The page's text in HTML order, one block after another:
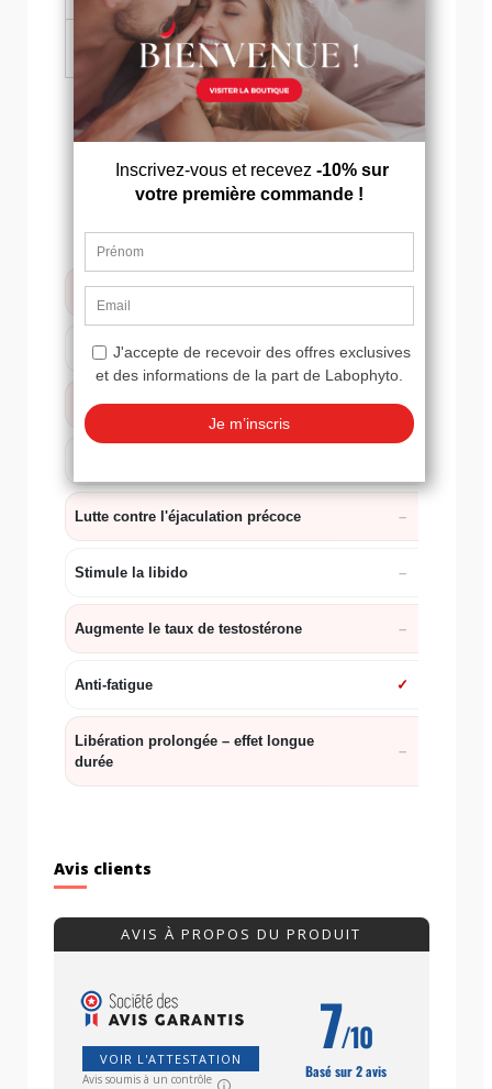
Supramen a-t-il des effets
secondaires ?
COMPARATIF EFFETS RAPIDES
Effet rapide ✓
Optimise la fonction érectile ✓
Améliore l'endurance
Lutte contre l'éjaculation précoce
Stimule la libido
Augmente le taux de testostérone
Anti-fatigue ✓
Libération prolongée – effet longue
durée
Avis clients
AVIS À PROPOS DU PRODUIT
VOIR L'ATTESTATION
Avis soumis à un contrôle
7/10
Basé sur 2 avis